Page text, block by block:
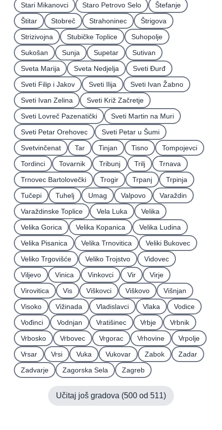
Stari Mikanovci
Staro Petrovo Selo
Štefanje
Štitar
Stobreč Strahoninec
Štrigova
Strizivojna
Stubičke Toplice
Suhopolje
Sukošan
Sunja Supetar
Sutivan
Sveta Marija
Sveta Nedjelja
Sveti Ðurđ
Sveti Filip i Jakov
Sveti Ilija
Sveti Ivan Žabno
Sveti Ivan Zelina
Sveti Križ Začretje
Sveti Lovreč Pazenatički
Sveti Martin na Muri
Sveti Petar Orehovec
Sveti Petar u Šumi
Svetvinčenat
Tar Tinjan Tisno
Tompojevci
Tordinci
Tovarnik Tribunj Trilj
Trnava
Trnovec Bartolovečki
Trogir Trpanj
Trpinja
Tučepi
Tuhelj Umag Valpovo
Varaždin
Varaždinske Toplice
Vela Luka
Velika
Velika Gorica
Velika Kopanica
Velika Ludina
Velika Pisanica
Velika Trnovitica
Veliki Bukovec
Veliko Trgovišće
Veliko Trojstvo
Vidovec
Viljevo
Vinica Vinkovci Vir
Virje
Virovitica
Vis Viškovci Viškovo
Višnjan
Visoko
Vižinada Vladislavci Vlaka
Vodice
Vođinci
Vodnjan Vratišinec Vrbje
Vrbnik
Vrbosko
Vrbovec Vrgorac Vrhovine
Vrpolje
Vrsar
Vrsi Vuka Vukovar Zabok
Zadar
Zadvarje
Zagorska Sela Zagreb
Učitaj još gradova (500 od 511)